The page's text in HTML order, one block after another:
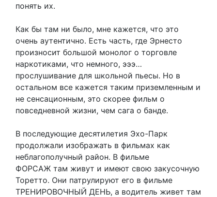
понять их.
Как бы там ни было, мне кажется, что это
очень аутентично. Есть часть, где Эрнесто
произносит большой монолог о торговле
наркотиками, что немного, эээ…
прослушивание для школьной пьесы. Но в
остальном все кажется таким приземленным и
не сенсационным, это скорее фильм о
повседневной жизни, чем сага о банде.
В последующие десятилетия Эхо-Парк
продолжали изображать в фильмах как
неблагополучный район. В фильме
ФОРСАЖ там живут и имеют свою закусочную
Торетто. Они патрулируют его в фильме
ТРЕНИРОВОЧНЫЙ ДЕНЬ, а водитель живет там